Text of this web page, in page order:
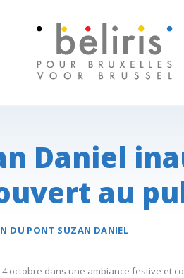
Daniel
au
DU PONT SUZAN DANIEL
octobre dans une ambiance festive et